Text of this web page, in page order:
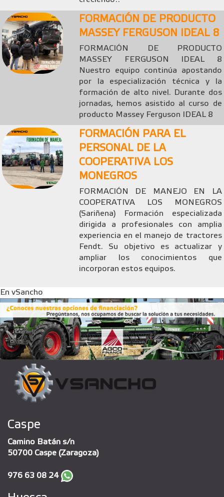
FORMACIÓN DE PRODUCTO
MASSEY FERGUSON IDEAL 8
FORMACIÓN DE PRODUCTO
MASSEY FERGUSON IDEAL 8
Nuestro equipo continúa apostando
por la especialización técnica y la
formación de alto nivel. Durante dos
jornadas, hemos asistido al curso de
producto Massey Ferguson IDEAL 8
FORMACIÓN PARA EL
PERSONAL DE LA
COOPERATIVA LOS
MONEGROS
FORMACIÓN DE MANEJO EN LA
COOPERATIVA LOS MONEGROS
(Sariñena) Formación especializada
dirigida a profesionales con amplia
experiencia en el manejo de tractores
Fendt. Su objetivo es actualizar y
ampliar los conocimientos que
incorporan estos equipos.
En vSancho
Caspe
Camino Batán s/n
50700 Caspe (Zaragoza)
976 63 08 24